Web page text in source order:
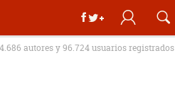
autores y 96.724 usuarios registrados